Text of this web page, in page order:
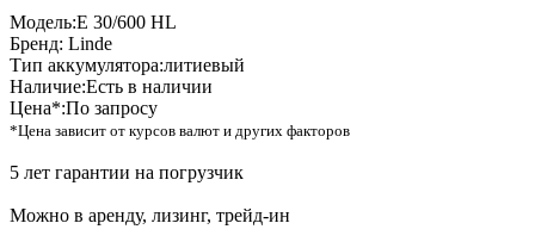
Модель:E 30/600 HL
Бренд: Linde
Тип аккумулятора:литиевый
Наличие:Есть в наличии
Цена*:По запросу
*Цена зависит от курсов валют и других факторов
5 лет гарантии на погрузчик
Можно в аренду, лизинг, трейд-ин